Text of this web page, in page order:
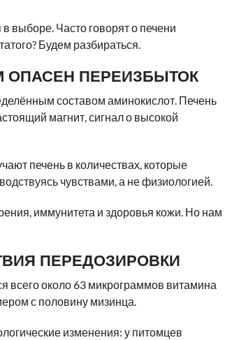
выборе. Часто говорят о печени
Будем разбираться.
ОПАСЕН ПЕРЕИЗБЫТОК
составом аминокислот. Печень
магнит, сигнал о высокой
печень в количествах, которые
чувствами, а не физиологией.
иммунитета и здоровья кожи. Но нам
ПЕРЕДОЗИРОВКИ
всего около 63 микрограммов витамина
с половину мизинца.
изменения: у питомцев